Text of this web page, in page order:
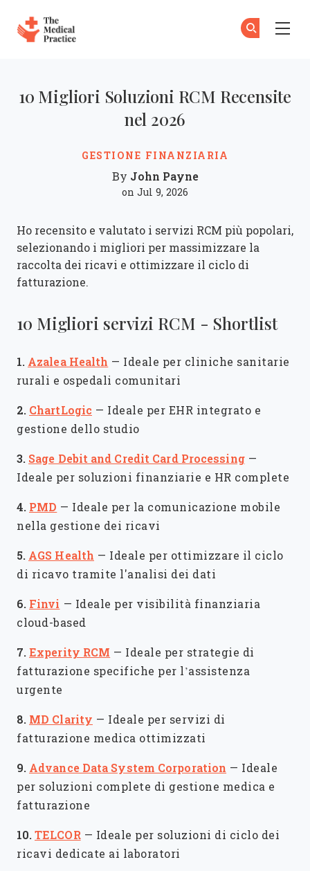
GESTIONE FINANZIARIA
10 Migliori Soluzioni RCM Recensite
nel 2026
By John Payne
on Jul 9, 2026
Ho recensito e valutato i servizi RCM più popolari,
selezionando i migliori per massimizzare la
raccolta dei ricavi e ottimizzare il ciclo di
fatturazione.
10 Migliori servizi RCM - Shortlist
1. Azalea Health — Ideale per cliniche sanitarie
rurali e ospedali comunitari
2. ChartLogic — Ideale per EHR integrato e
gestione dello studio
3. Sage Debit and Credit Card Processing —
Ideale per soluzioni finanziarie e HR complete
4. PMD — Ideale per la comunicazione mobile
nella gestione dei ricavi
5. AGS Health — Ideale per ottimizzare il ciclo
di ricavo tramite l'analisi dei dati
6. Finvi — Ideale per visibilità finanziaria
cloud-based
7.Experity RCM — Ideale per strategie di
fatturazione specifiche per l’assistenza
urgente
8. MD Clarity — Ideale per servizi di
fatturazione medica ottimizzati
9. Advance Data System Corporation — Ideale
per soluzioni complete di gestione medica e
fatturazione
10.TELCOR — Ideale per soluzioni di ciclo dei
ricavi dedicate ai laboratori